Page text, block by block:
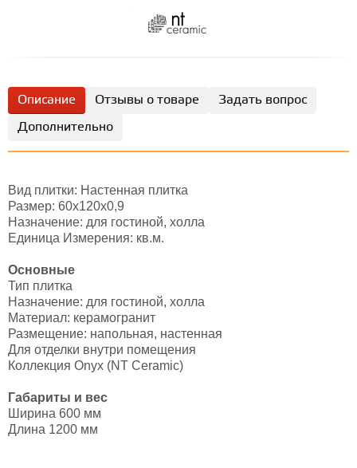
Описание Отзывы о товаре
Задать вопрос
Дополнительно
Вид плитки: Настенная плитка
Размер: 60х120х0,9
Назначение: для гостиной, холла
Единица Измерения: кв.м.
Основные
Тип плитка
Назначение: для гостиной, холла
Материал: керамогранит
Размещение: напольная, настенная
Для отделки внутри помещения
Коллекция Onyx (NT Ceramic)
Габариты и вес
Ширина 600 мм
Длина 1200 мм